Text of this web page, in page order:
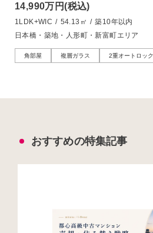
14,990万円(税込)
1LDK+WIC / 54.13㎡ / 築10年以内
日本橋・築地・人形町・新富町エリア
角部屋 複層ガラス 2重オートロック
おすすめの特集記事